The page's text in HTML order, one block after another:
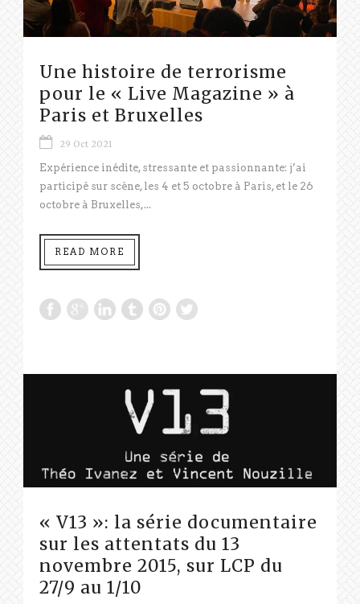
Une histoire de terrorisme
pour le « Live Magazine » à
Paris et Bruxelles
29 Oct 2021
Expérience inédite, stressante et passionnante: j’ai
participé sur scène, les 4 et 5 octobre à Paris, et le 26
octobre à Bruxelles,...
READ MORE
« V13 »: la série documentaire
sur les attentats du 13
novembre 2015, sur LCP du
27/9 au 1/10